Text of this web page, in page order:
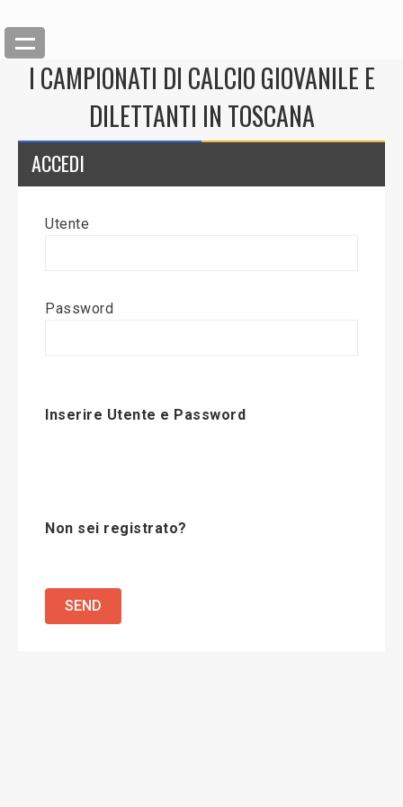
Back
Modifica News
I CAMPIONATI DI CALCIO GIOVANILE E
DILETTANTI IN TOSCANA
ACCEDI
Utente
Password
Inserire Utente e Password
Non sei registrato?